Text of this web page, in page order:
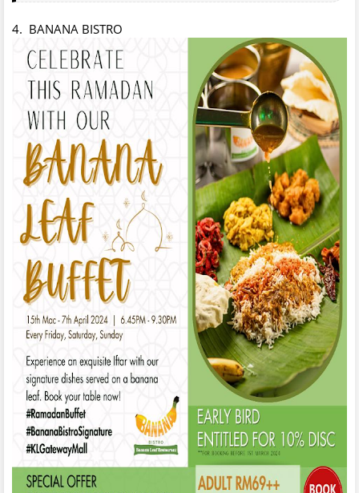
4. BANANA BISTRO